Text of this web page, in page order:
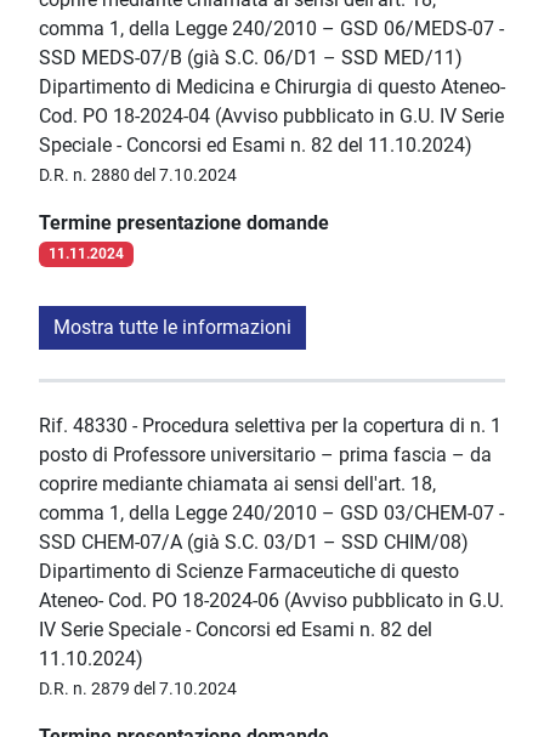
comma 1, della Legge 240/2010 – GSD 06/MEDS-07 -
SSD MEDS-07/B (già S.C. 06/D1 – SSD MED/11)
Dipartimento di Medicina e Chirurgia di questo Ateneo-
Cod. PO 18-2024-04 (Avviso pubblicato in G.U. IV Serie
Speciale - Concorsi ed Esami n. 82 del 11.10.2024)
D.R. n. 2880 del 7.10.2024
Termine presentazione domande
11.11.2024
Mostra tutte le informazioni
Rif. 48330 - Procedura selettiva per la copertura di n. 1
posto di Professore universitario – prima fascia – da
coprire mediante chiamata ai sensi dell'art. 18,
comma 1, della Legge 240/2010 – GSD 03/CHEM-07 -
SSD CHEM-07/A (già S.C. 03/D1 – SSD CHIM/08)
Dipartimento di Scienze Farmaceutiche di questo
Ateneo- Cod. PO 18-2024-06 (Avviso pubblicato in G.U.
IV Serie Speciale - Concorsi ed Esami n. 82 del
11.10.2024)
D.R. n. 2879 del 7.10.2024